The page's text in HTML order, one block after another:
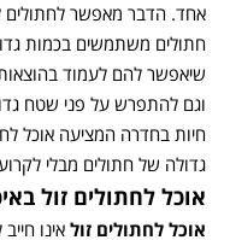
אחד. הדבר מאפשר לחתולים
חתולים משתמשים בכמות
שיאפשר להם לעמוד
וגם להתפרש על פני שטח
חיות בחדרה המציעה אוכל
גדולה של חתולים מבלי
אוכל לחתולים זול
אוכל לחתולים זול אינו